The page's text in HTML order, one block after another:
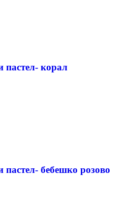
корал
бебешко розово